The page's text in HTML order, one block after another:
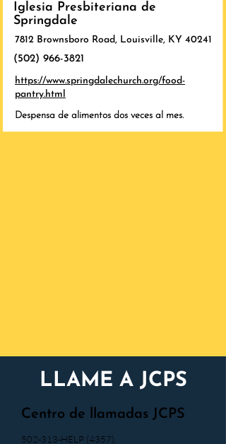
Iglesia Presbiteriana de
Springdale
7812 Brownsboro Road, Louisville, KY 40241
(502) 966-3821
https://www.springdalechurch.org/food-
pantry.html
Despensa de alimentos dos veces al mes.
LLAME A JCPS
Centro de llamadas JCPS
502-313-HELP (4357).